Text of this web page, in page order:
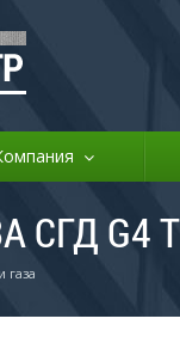
СГД G4
газа